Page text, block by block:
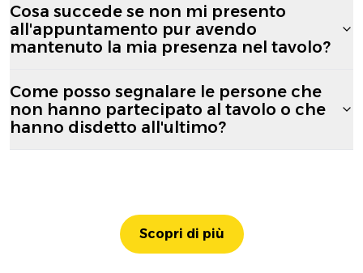
Cosa succede se non mi presento
all'appuntamento pur avendo
mantenuto la mia presenza nel tavolo?
Come posso segnalare le persone che
non hanno partecipato al tavolo o che
hanno disdetto all'ultimo?
Scopri di più